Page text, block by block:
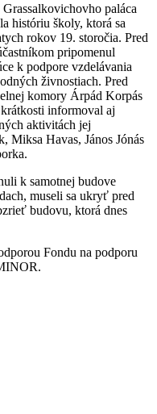
paláca
históriu školy, ktorá sa
rokov 19. storočia. Pred
pripomenul
k podpore vzdelávania
živnostiach. Pred
komory Árpád Korpás
informoval aj
aktivitách jej
Miksa Havas, János Jónás
k samotnej budove
museli sa ukryť pred
budovu, ktorá dnes
Fondu na podporu